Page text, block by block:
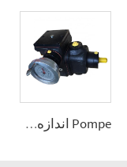
Pompe اندازه‌گیری فشار بالا نوع A2VK(JLB) برای PU 5، 12، 28، 55، 107، 225 (سانتی‌متر مکعب در دور)